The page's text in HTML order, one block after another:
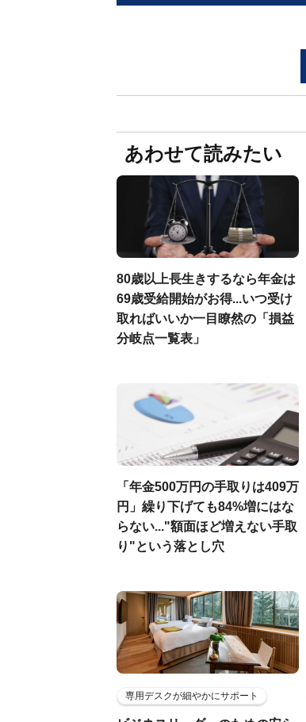
あわせて読みたい
80歳以上長生きするなら年金は
69歳受給開始がお得...いつ受け
取ればいいか一目瞭然の「損益
分岐点一覧表」
「年金500万円の手取りは409万
円」繰り下げても84%増にはな
らない..."額面ほど増えない手取
り"という落とし穴
専用デスクが細やかにサポート